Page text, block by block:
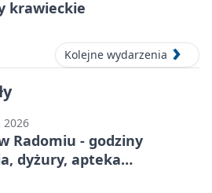
krawieckie
Kolejne wydarzenia
Radomiu - godziny
dyżury, apteka